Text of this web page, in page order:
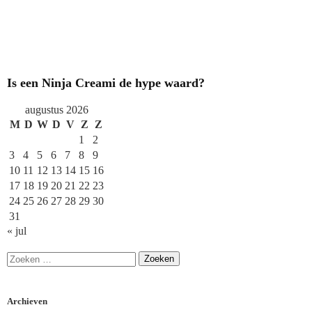
Is een Ninja Creami de hype waard?
augustus 2026
M D W D V Z Z
1
2
3
4 5 6 7 8
9
10 11 12 13 14 15 16
17 18 19 20 21 22 23
24 25 26 27 28 29 30
31
« jul
Archieven